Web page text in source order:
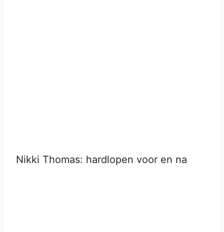
Nikki Thomas: hardlopen voor en na